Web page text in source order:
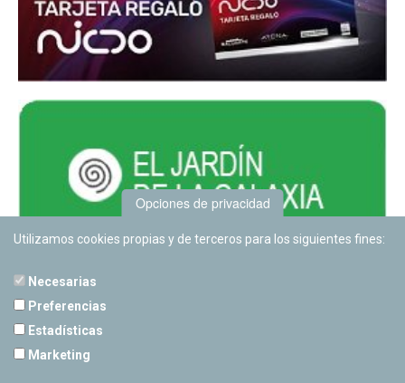
Opciones de privacidad
Utilizamos cookies propias y de terceros para los siguientes fines:
Necesarias
Preferencias
Estadísticas
Marketing